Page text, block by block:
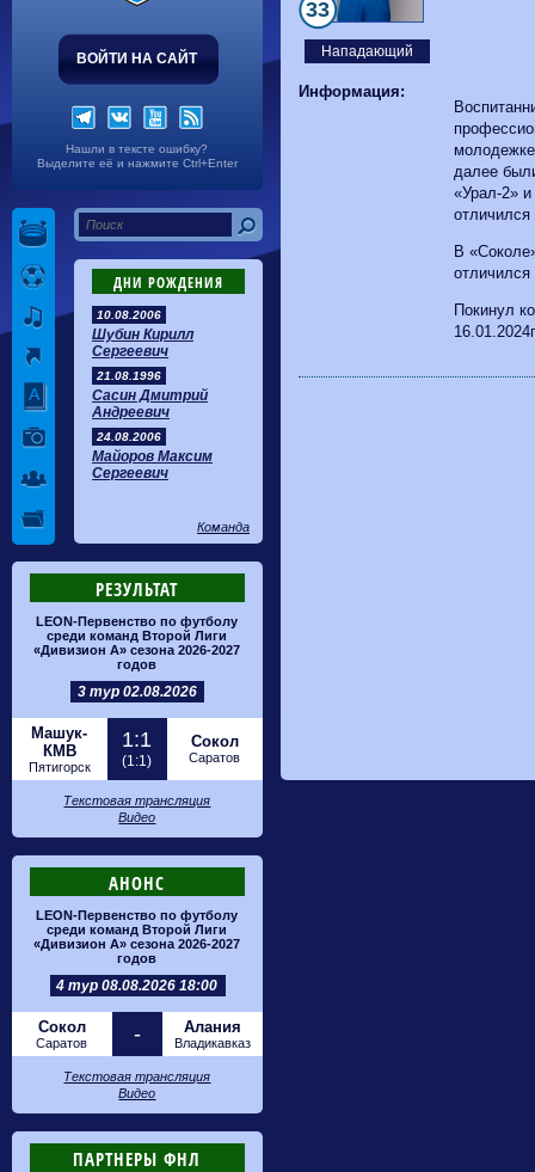
ВОЙТИ НА САЙТ
Нашли в тексте ошибку?
Выделите её и нажмите Ctrl+Enter
ДНИ РОЖДЕНИЯ
10.08.2006
Шубин Кирилл
Сергеевич
21.08.1996
Сасин Дмитрий
Андреевич
24.08.2006
Майоров Максим
Сергеевич
Команда
РЕЗУЛЬТАТ
LEON-Первенство по футболу
среди команд Второй Лиги
«Дивизион А» сезона 2026-2027
годов
3 тур 02.08.2026
Машук-
КМВ
Пятигорск
1:1
(1:1)
Сокол
Саратов
Текстовая трансляция
Видео
АНОНС
LEON-Первенство по футболу
среди команд Второй Лиги
«Дивизион А» сезона 2026-2027
годов
4 тур 08.08.2026 18:00
Сокол
Саратов - Алания
Владикавказ
Текстовая трансляция
Видео
ПАРТНЕРЫ ФНЛ
Нападающий
33
Информация:
молодежке
далее
«Урал-2»
отличился
В
отличился
Покинул
Калуга
0-1